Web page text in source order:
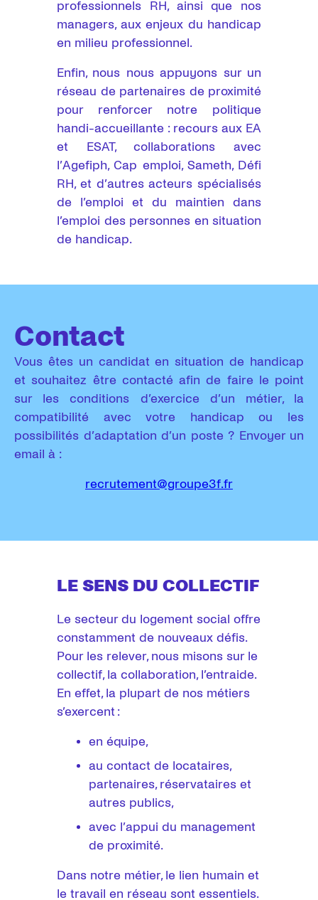
professionnels RH, ainsi que nos
managers, aux enjeux du handicap
en milieu professionnel.
Enfin, nous nous appuyons sur un
réseau de partenaires de proximité
pour renforcer notre politique
handi-accueillante : recours aux EA
et ESAT, collaborations avec
l’Agefiph, Cap emploi, Sameth, Défi
RH, et d’autres acteurs spécialisés
de l’emploi et du maintien dans
l’emploi des personnes en situation
de handicap.
Contact
Vous êtes un candidat en situation de handicap
et souhaitez être contacté afin de faire le point
sur les conditions d’exercice d’un métier, la
compatibilité avec votre handicap ou les
possibilités d’adaptation d’un poste ? Envoyer un
email à :
recrutement@groupe3f.fr
LE SENS DU COLLECTIF
Le secteur du logement social offre
constamment de nouveaux défis.
Pour les relever, nous misons sur le
collectif, la collaboration, l’entraide.
En effet, la plupart de nos métiers
s’exercent :
en équipe,
au contact de locataires,
partenaires, réservataires et
autres publics,
avec l’appui du management
de proximité.
Dans notre métier, le lien humain et
le travail en réseau sont essentiels.